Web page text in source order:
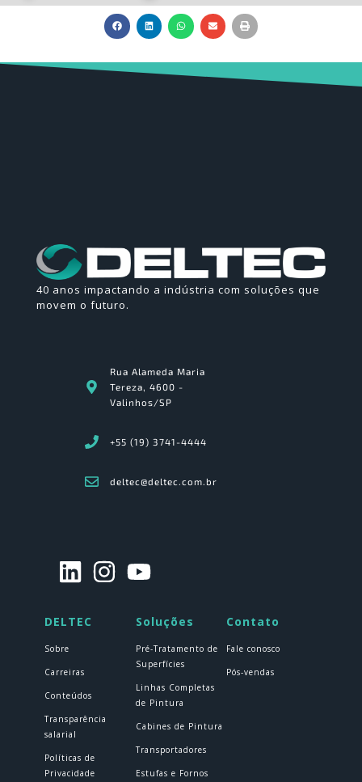
40 anos impactando a indústria com soluções que
movem o futuro.
Rua Alameda Maria
Tereza, 4600 -
Valinhos/SP
+55 (19) 3741-4444
deltec@deltec.com.br
DELTEC Soluções Contato
Sobre
Carreiras
Conteúdos
Transparência
salarial
Políticas de
Privacidade
Pré-Tratamento de
Superfícies
Linhas Completas
de Pintura
Cabines de Pintura
Transportadores
Estufas e Fornos
Fale conosco
Pós-vendas